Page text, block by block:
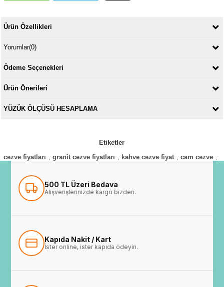
Ürün Özellikleri
Yorumlar(0)
Ödeme Seçenekleri
Ürün Önerileri
YÜZÜK ÖLÇÜSÜ HESAPLAMA
Etiketler
cezve fiyatları , granit cezve fiyatları , kahve cezve fiyat , cam cezve ,
500 TL Üzeri Bedava
Alışverişlerinizde kargo bizden.
Kapıda Nakit / Kart
İster online, ister kapıda ödeyin.